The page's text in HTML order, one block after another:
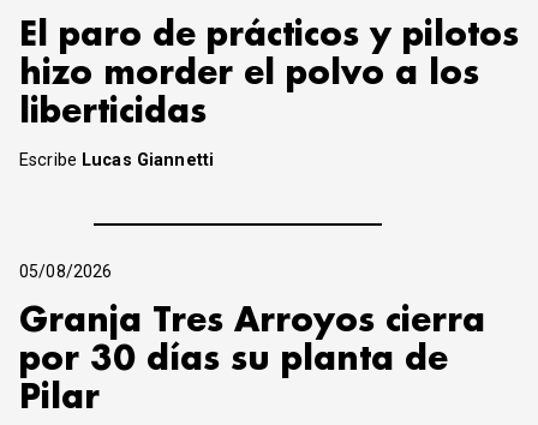
El paro de prácticos y pilotos
hizo morder el polvo a los
liberticidas
Escribe Lucas Giannetti
05/08/2026
Granja Tres Arroyos cierra
por 30 días su planta de
Pilar